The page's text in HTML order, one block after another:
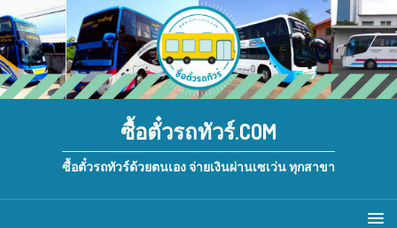
ซื้อตั๋วรถทัวร์.COM
ซื้อตั๋วรถทัวร์ด้วยตนเอง จ่ายเงินผ่านเซเว่น ทุกสาขา